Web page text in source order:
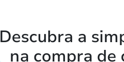
Descubra a
na compra de